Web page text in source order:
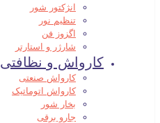
انژکتور شور
تنظیم نور
اگزوز فن
شارژر و استارتر
کارواش و نظافتی
کارواش صنعتی
کارواش اتوماتیک
بخار شور
جارو برقی